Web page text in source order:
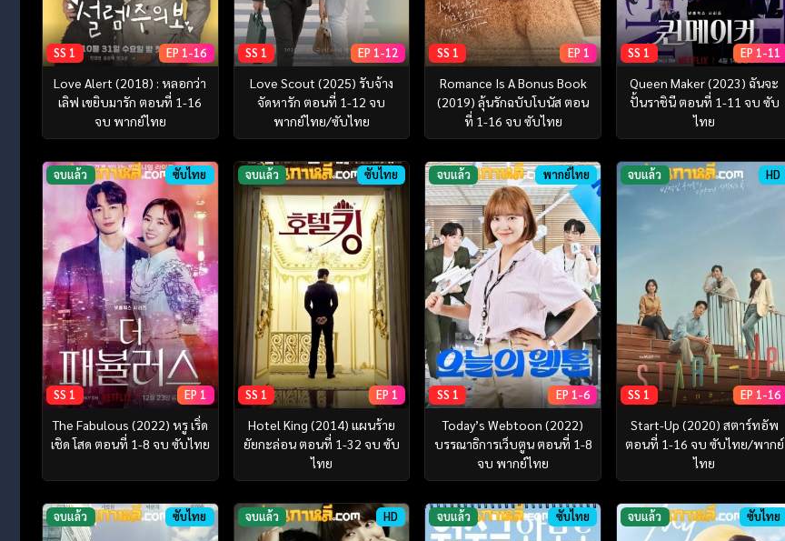
SS 1 EP 1-16
Love Alert (2018) : หลอกว่า
เลิฟ เขยิบมารัก ตอนที่ 1-16
จบ พากย์ไทย
SS 1 EP 1-12
Love Scout (2025) รับจ้าง
จัดหารัก ตอนที่ 1-12 จบ
พากย์ไทย/ซับไทย
SS 1 EP 1
Romance Is A Bonus Book
(2019) ลุ้นรักฉบับโบนัส ตอน
ที่ 1-16 จบ ซับไทย
SS 1 EP 1-11
Queen Maker (2023) ฉันจะ
ปั้นราชินี ตอนที่ 1-11 จบ ซับ
ไทย
จบแล้ว ซับไทย
SS 1 EP 1
The Fabulous (2022) หรู เริ่ด
เชิด โสด ตอนที่ 1-8 จบ ซับไทย
จบแล้ว ซับไทย
SS 1 EP 1
Hotel King (2014) แผนร้าย
ยัยกะล่อน ตอนที่ 1-32 จบ ซับ
ไทย
จบแล้ว พากย์ไทย
SS 1 EP 1-6
Today’s Webtoon (2022)
บรรณาธิการเว็บตูน ตอนที่ 1-8
จบ พากย์ไทย
จบแล้ว HD
SS 1 EP 1-16
Start-Up (2020) สตาร์ทอัพ
ตอนที่ 1-16 จบ ซับไทย/พากย์
ไทย
จบแล้ว ซับไทย จบแล้ว HD จบแล้ว ซับไทย จบแล้ว ซับไทย